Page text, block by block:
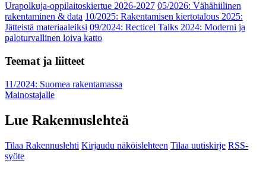
Urapolkuja-oppilaitoskiertue 2026-2027 05/2026: Vähähiilinen
rakentaminen & data 10/2025: Rakentamisen kiertotalous 2025:
Jätteistä materiaaleiksi 09/2024: Recticel Talks 2024: Moderni ja
paloturvallinen loiva katto
Teemat ja liitteet
11/2024: Suomea rakentamassa
Mainostajalle
Lue Rakennuslehteä
Tilaa Rakennuslehti Kirjaudu näköislehteen Tilaa uutiskirje RSS-
syöte